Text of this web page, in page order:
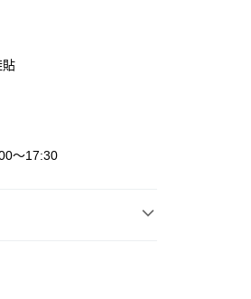
貼
～17:30